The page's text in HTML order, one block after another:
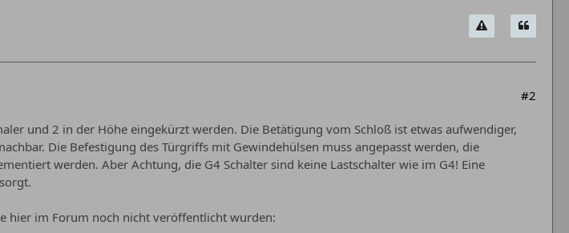
#2
und 2 in der Höhe eingekürzt werden. Die Betätigung vom Schloß ist etwas aufwendiger,
Die Befestigung des Türgriffs mit Gewindehülsen muss angepasst werden, die
werden. Aber Achtung, die G4 Schalter sind keine Lastschalter wie im G4! Eine
hier im Forum noch nicht veröffentlicht wurden: